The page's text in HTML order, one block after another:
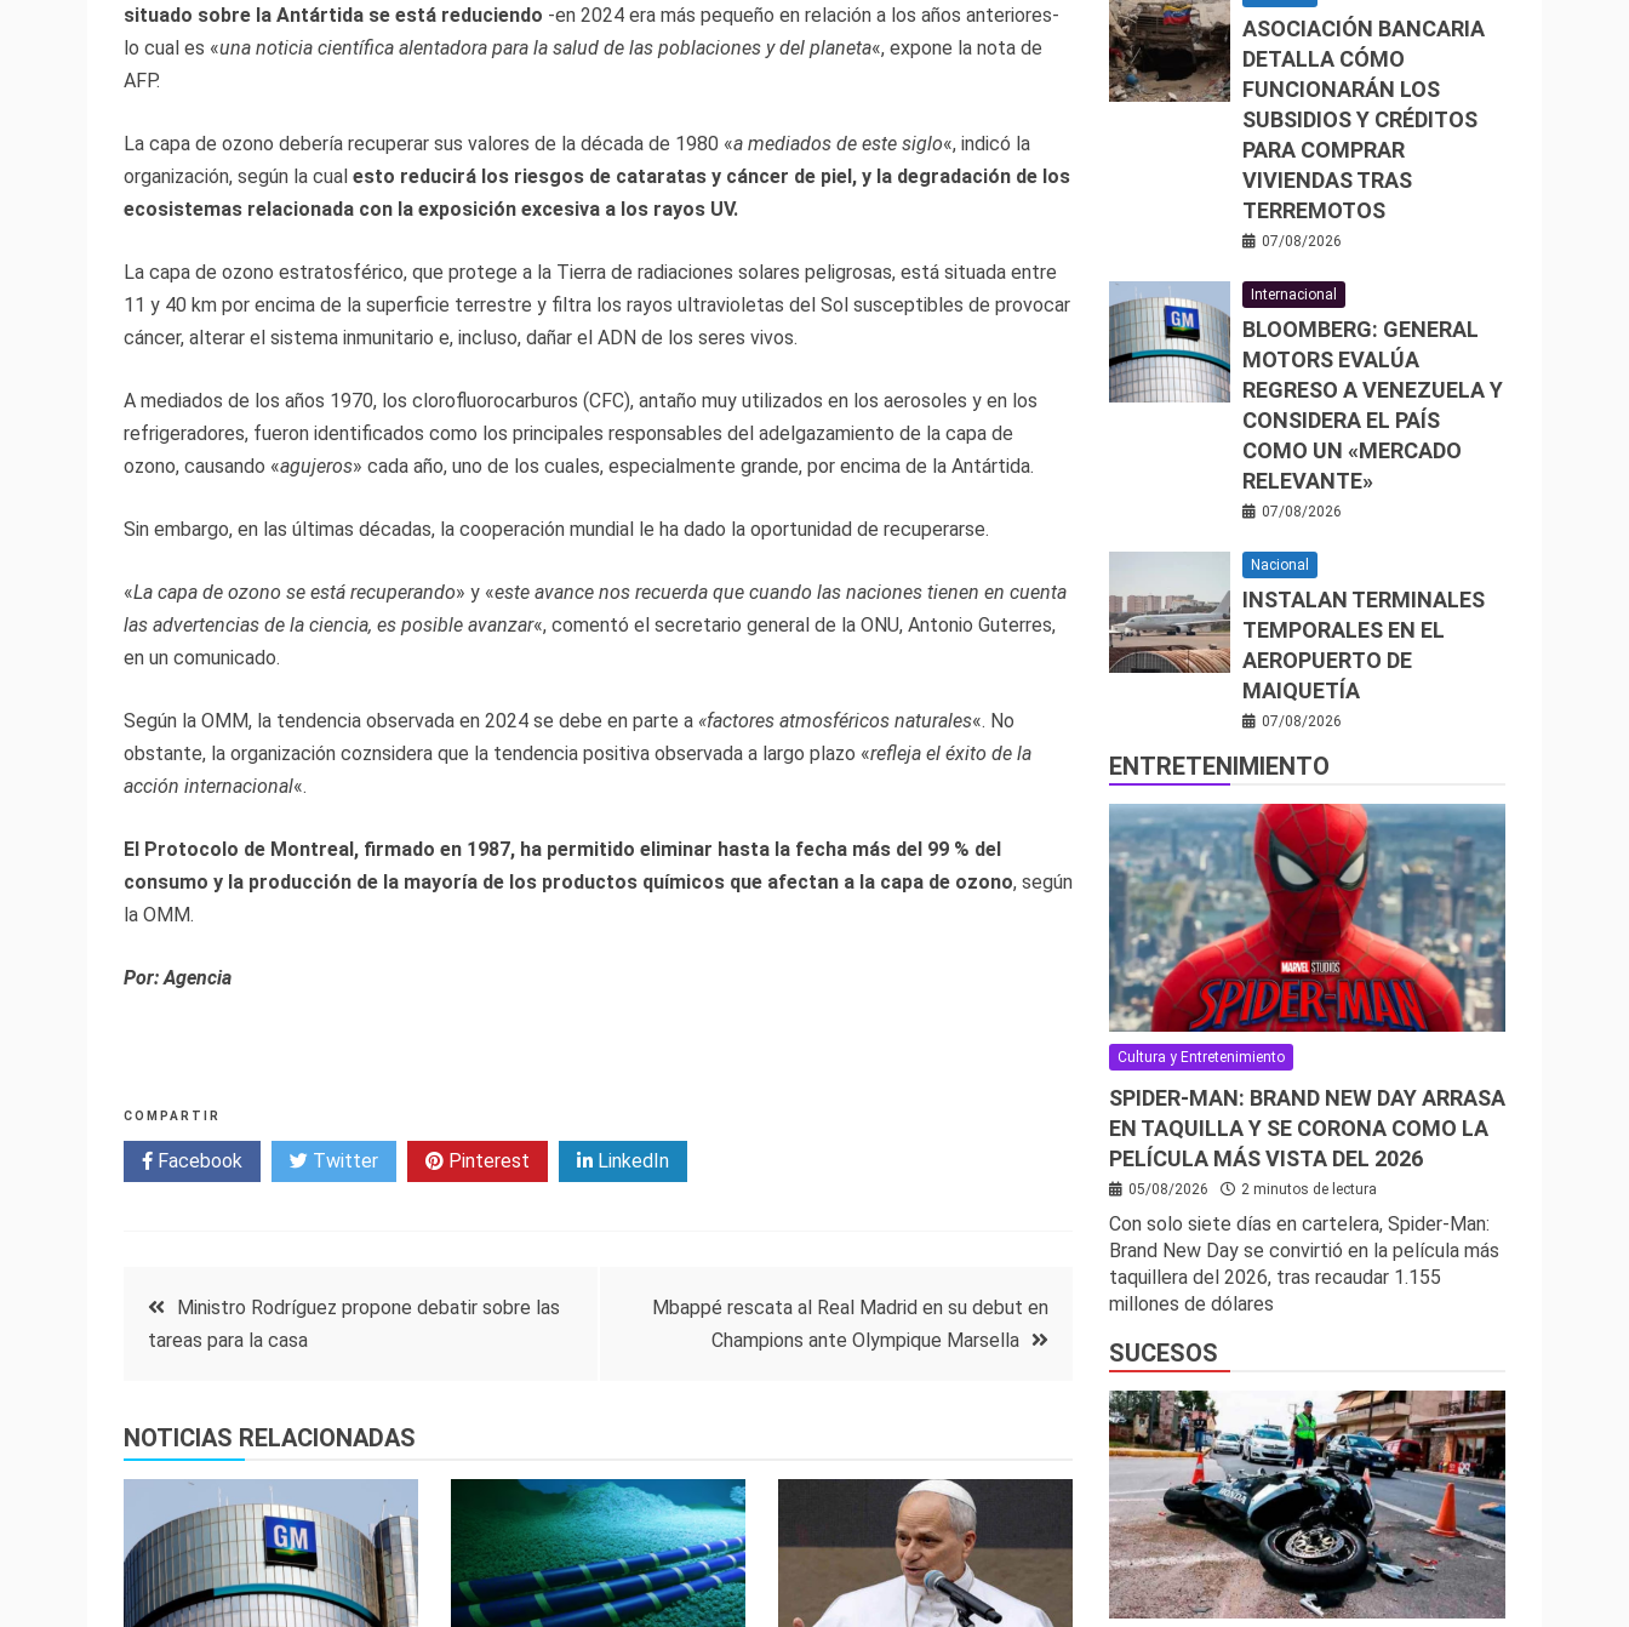
situado sobre la Antártida se está reduciendo -en 2024 era más pequeño en relación a los años anteriores-
lo cual es «una noticia científica alentadora para la salud de las poblaciones y del planeta«, expone la nota de
AFP.
La capa de ozono debería recuperar sus valores de la década de 1980 «a mediados de este siglo«, indicó la
organización, según la cual esto reducirá los riesgos de cataratas y cáncer de piel, y la degradación de los
ecosistemas relacionada con la exposición excesiva a los rayos UV.
La capa de ozono estratosférico, que protege a la Tierra de radiaciones solares peligrosas, está situada entre
11 y 40 km por encima de la superficie terrestre y filtra los rayos ultravioletas del Sol susceptibles de provocar
cáncer, alterar el sistema inmunitario e, incluso, dañar el ADN de los seres vivos.
A mediados de los años 1970, los clorofluorocarburos (CFC), antaño muy utilizados en los aerosoles y en los
refrigeradores, fueron identificados como los principales responsables del adelgazamiento de la capa de
ozono, causando «agujeros» cada año, uno de los cuales, especialmente grande, por encima de la Antártida.
Sin embargo, en las últimas décadas, la cooperación mundial le ha dado la oportunidad de recuperarse.
«La capa de ozono se está recuperando» y «este avance nos recuerda que cuando las naciones tienen en cuenta
las advertencias de la ciencia, es posible avanzar«, comentó el secretario general de la ONU, Antonio Guterres,
en un comunicado.
Según la OMM, la tendencia observada en 2024 se debe en parte a «factores atmosféricos naturales«. No
obstante, la organización coznsidera que la tendencia positiva observada a largo plazo «refleja el éxito de la
acción internacional«.
El Protocolo de Montreal, firmado en 1987, ha permitido eliminar hasta la fecha más del 99 % del
consumo y la producción de la mayoría de los productos químicos que afectan a la capa de ozono, según
la OMM.
Por: Agencia
COMPARTIR
Facebook Twitter Pinterest LinkedIn
Navegación
entradas
Ministro Rodríguez propone debatir sobre las
tareas para la casa
Mbappé rescata al Real Madrid en su debut en
Champions ante Olympique Marsella
NOTICIAS RELACIONADAS
ASOCIACIÓN BANCARIA
DETALLA CÓMO
FUNCIONARÁN LOS
SUBSIDIOS Y CRÉDITOS
PARA COMPRAR
VIVIENDAS TRAS
TERREMOTOS
07/08/2026
Internacional
BLOOMBERG: GENERAL
MOTORS EVALÚA
REGRESO A VENEZUELA Y
CONSIDERA EL PAÍS
COMO UN «MERCADO
RELEVANTE»
07/08/2026
Nacional
INSTALAN TERMINALES
TEMPORALES EN EL
AEROPUERTO DE
MAIQUETÍA
07/08/2026
ENTRETENIMIENTO
Cultura y Entretenimiento
SPIDER-MAN: BRAND NEW DAY ARRASA
EN TAQUILLA Y SE CORONA COMO LA
PELÍCULA MÁS VISTA DEL 2026
05/08/2026 2 minutos de lectura
Con solo siete días en cartelera, Spider-Man:
Brand New Day se convirtió en la película más
taquillera del 2026, tras recaudar 1.155
millones de dólares
SUCESOS